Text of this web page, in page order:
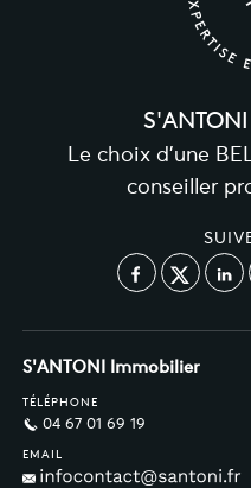
Le choix d’une
conseiller
S'ANTONI Immobilier
TÉLÉPHONE
04 67 01 69 19
EMAIL